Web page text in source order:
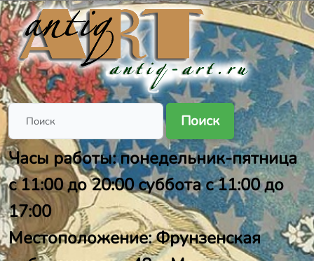
Поиск
Часы работы: понедельник-пятница
с 11:00 до 20:00 суббота с 11:00 до
17:00
Местоположение: Фрунзенская